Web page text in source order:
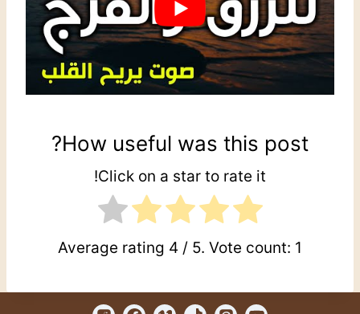
How useful was this post?
Click on a star to rate it!
Average rating 4 / 5. Vote count: 1